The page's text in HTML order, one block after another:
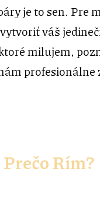
je to sen. Pre
váš
milujem,
profesionálne
Prečo Rím?